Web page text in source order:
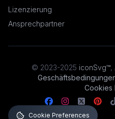
Lizenzierung
Ansprechpartner
© 2023-2025 iconSvg™,
Cookies
Cookie Preferences